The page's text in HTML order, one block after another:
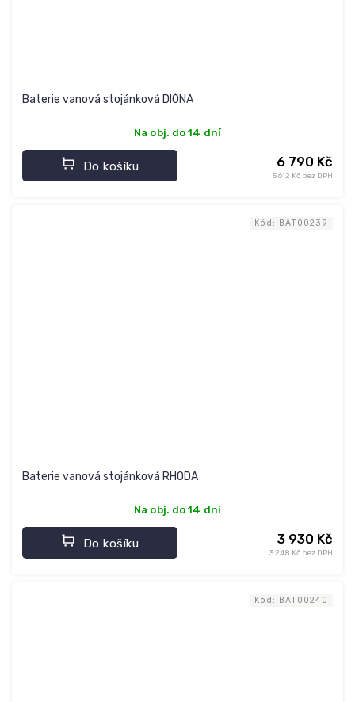
Baterie vanová stojánková DIÓNA
Na obj. do 14 dní
5 612 Kč bez DPH
6 790 Kč
Do košíku
Baterie vanová stojánková RHODA
Na obj. do 14 dní
3 248 Kč bez DPH
3 930 Kč
Do košíku
Kód: BAT00239
Kód: BAT00240